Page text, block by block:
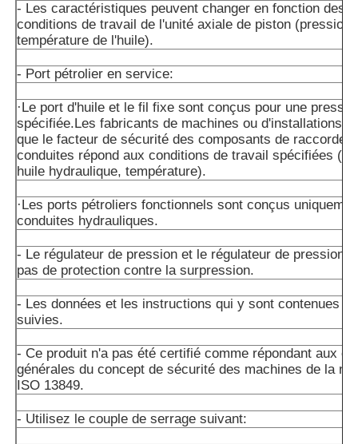
- Les caractéristiques peuvent changer en fonction des
conditions de travail de l'unité axiale de piston (pression
température de l'huile).
- Port pétrolier en service:
·Le port d'huile et le fil fixe sont conçus pour une
spécifiée.Les fabricants de machines ou d'installations
que le facteur de sécurité des composants de
conduites répond aux conditions de travail spécifiées
huile hydraulique, température).
·Les ports pétroliers fonctionnels sont conçus
conduites hydrauliques.
- Le régulateur de pression et le régulateur de pression
pas de protection contre la surpression.
- Les données et les instructions qui y sont contenues
suivies.
- Ce produit n'a pas été certifié comme répondant aux
générales du concept de sécurité des machines de la
ISO 13849.
- Utilisez le couple de serrage suivant: